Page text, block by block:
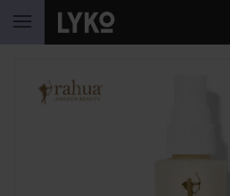
GÅ TIL INDHOLD
SPRING OVER SEKTIONEN